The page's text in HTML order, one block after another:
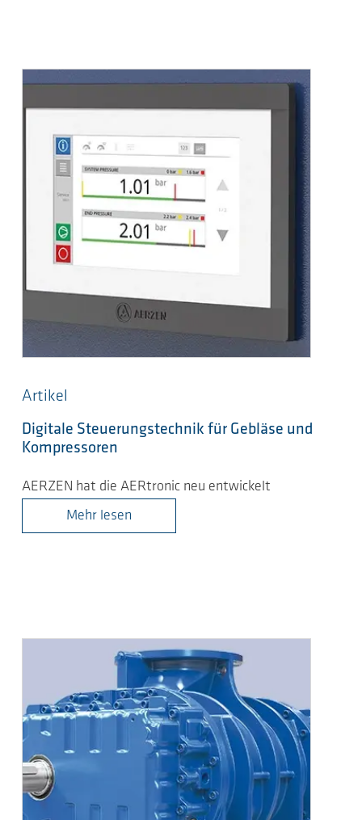
Artikel
Digitale Steuerungstechnik für Gebläse und
Kompressoren
AERZEN hat die AERtronic neu entwickelt
Mehr lesen